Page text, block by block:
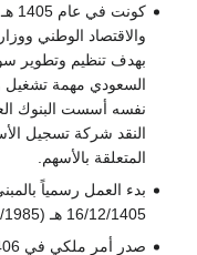
والاقتصاد الوطني
بهدف تنظيم وتطوير
السعودي مهمة تشغيل
نفسه أسست البنوك
النقد شركة تسجيل
المتعلقة بالأسهم.
بدء العمل رسمياً
16/12/1405 هـ (1/9/1985 م).